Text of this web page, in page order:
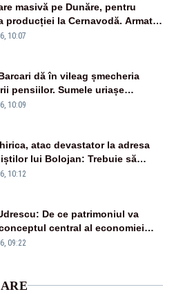
masivă pe Dunăre, pentru
producției la Cernavodă. Armata
o stâncă și va devia apa
10:07
dă în vileag șmecheria
pensiilor. Sumele uriașe
de fiecare român
10:09
atac devastator la adresa
lui Bolojan: Trebuie să
și natura, dar nu șținem omaneii
10:12
De ce patrimoniul va
central al economiei
09:22